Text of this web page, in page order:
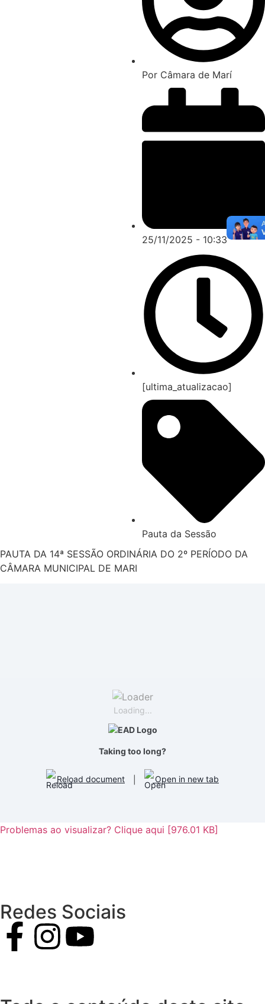
Por Câmara de Marí
25/11/2025 - 10:33
[ultima_atualizacao]
Pauta da Sessão
PAUTA DA 14ª SESSÃO ORDINÁRIA DO 2º PERÍODO DA
CÂMARA MUNICIPAL DE MARI
Loading...
Taking too long?
Reload document Open in new tab
Problemas ao visualizar? Clique aqui [976.01 KB]
Redes Sociais